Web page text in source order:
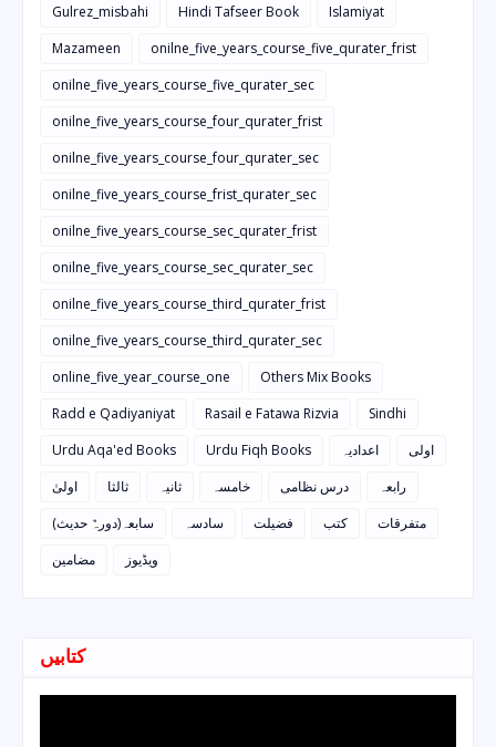
Gulrez_misbahi
Hindi Tafseer Book
Islamiyat
Mazameen
onilne_five_years_course_five_qurater_frist
onilne_five_years_course_five_qurater_sec
onilne_five_years_course_four_qurater_frist
onilne_five_years_course_four_qurater_sec
onilne_five_years_course_frist_qurater_sec
onilne_five_years_course_sec_qurater_frist
onilne_five_years_course_sec_qurater_sec
onilne_five_years_course_third_qurater_frist
onilne_five_years_course_third_qurater_sec
online_five_year_course_one
Others Mix Books
Radd e Qadiyaniyat
Rasail e Fatawa Rizvia
Sindhi
Urdu Aqa'ed Books
Urdu Fiqh Books اعدادیہ
اولی
اولیٰ
ثالثا ثانیہ خامسہ درس نظامی
رابعہ
سابعہ(دورہٌ حدیث)
سادسہ فضیلت کتب
متفرقات
مضامین
ویڈیوز
کتابیں